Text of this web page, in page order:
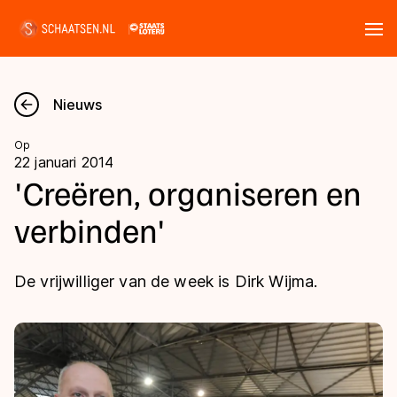
Nieuws
Kalender
Disciplines
Shorttrack
Inlineskaten
Uitslagen
Langebaan
Shorttrack
Marathon
Tijden & historie
Ranglijsten Langebaan
Nieuws
Op
22 januari 2014
'Creëren, organiseren en
verbinden'
De vrijwilliger van de week is Dirk Wijma.